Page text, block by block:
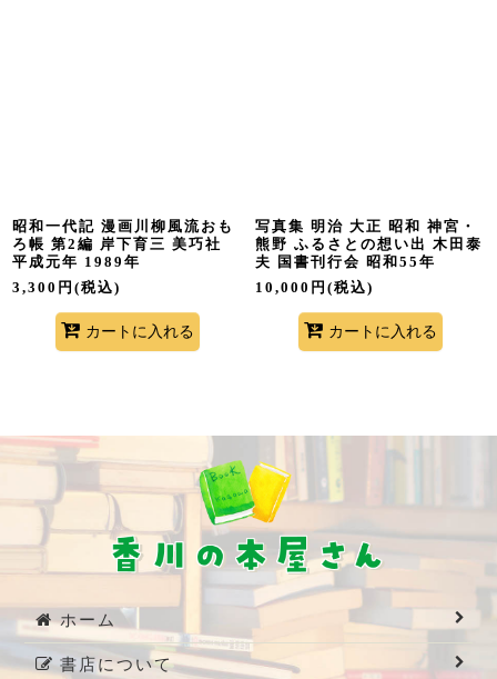
昭和一代記 漫画川柳風流おも
ろ帳 第2編 岸下育三 美巧社
平成元年 1989年
3,300 円 (税込)
カートに入れる
写真集 明治 大正 昭和 神宮・
熊野 ふるさとの想い出 木田泰
夫 国書刊行会 昭和55年
10,000 円 (税込)
カートに入れる
ホーム
書店について